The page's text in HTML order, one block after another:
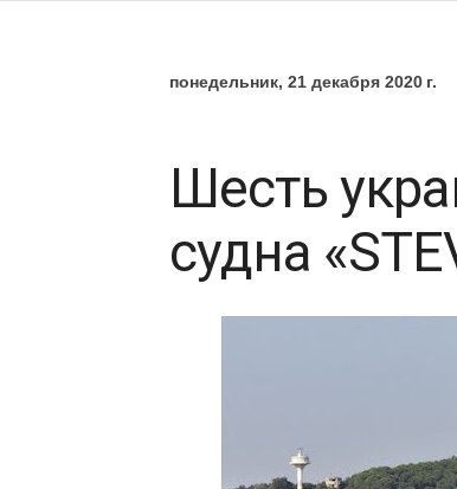
понедельник, 21 декабря 2020 г.
Шесть
судна